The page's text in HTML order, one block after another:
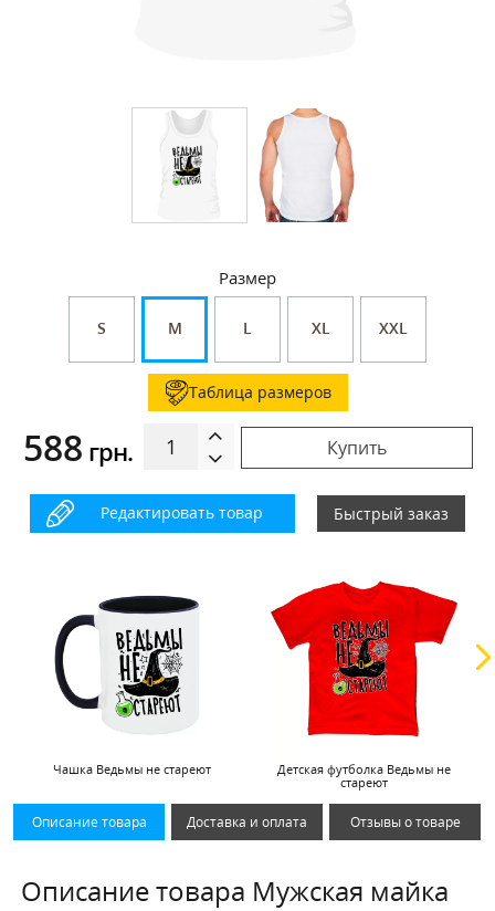
Размер
S M L XL XXL
Таблица размеров
588 грн. Купить
Редактировать товар Быстрый заказ
Чашка Ведьмы не стареют
Детская футболка Ведьмы не
стареют
Описание товара Доставка и оплата Отзывы о товаре
Описание товара Мужская майка